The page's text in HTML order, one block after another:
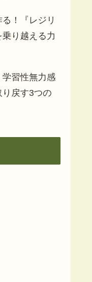
！『レジリ
り越える力
学習性無力感
戻す3つの